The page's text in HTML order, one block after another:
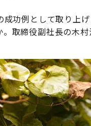
成功例として取り上
取締役副社長の木村